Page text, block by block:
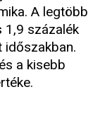
A legtöbb
1,9 százalék
időszakban.
a kisebb